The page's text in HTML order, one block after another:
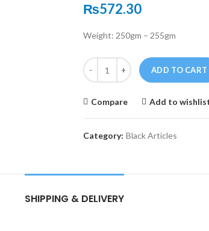
₨572.30
Weight: 250gm – 255gm
Quantity
ADD TO CART
Compare Add to
Category: Black Articles
SHIPPING & DELIVERY